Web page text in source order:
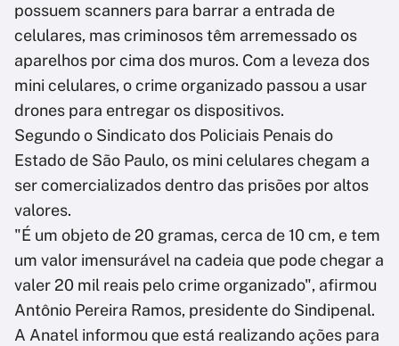
possuem scanners para barrar a entrada de
celulares, mas criminosos têm arremessado os
aparelhos por cima dos muros. Com a leveza dos
mini celulares, o crime organizado passou a usar
drones para entregar os dispositivos.
Segundo o Sindicato dos Policiais Penais do
Estado de São Paulo, os mini celulares chegam a
ser comercializados dentro das prisões por altos
valores.
"É um objeto de 20 gramas, cerca de 10 cm, e tem
um valor imensurável na cadeia que pode chegar a
valer 20 mil reais pelo crime organizado", afirmou
Antônio Pereira Ramos, presidente do Sindipenal.
A Anatel informou que está realizando ações para